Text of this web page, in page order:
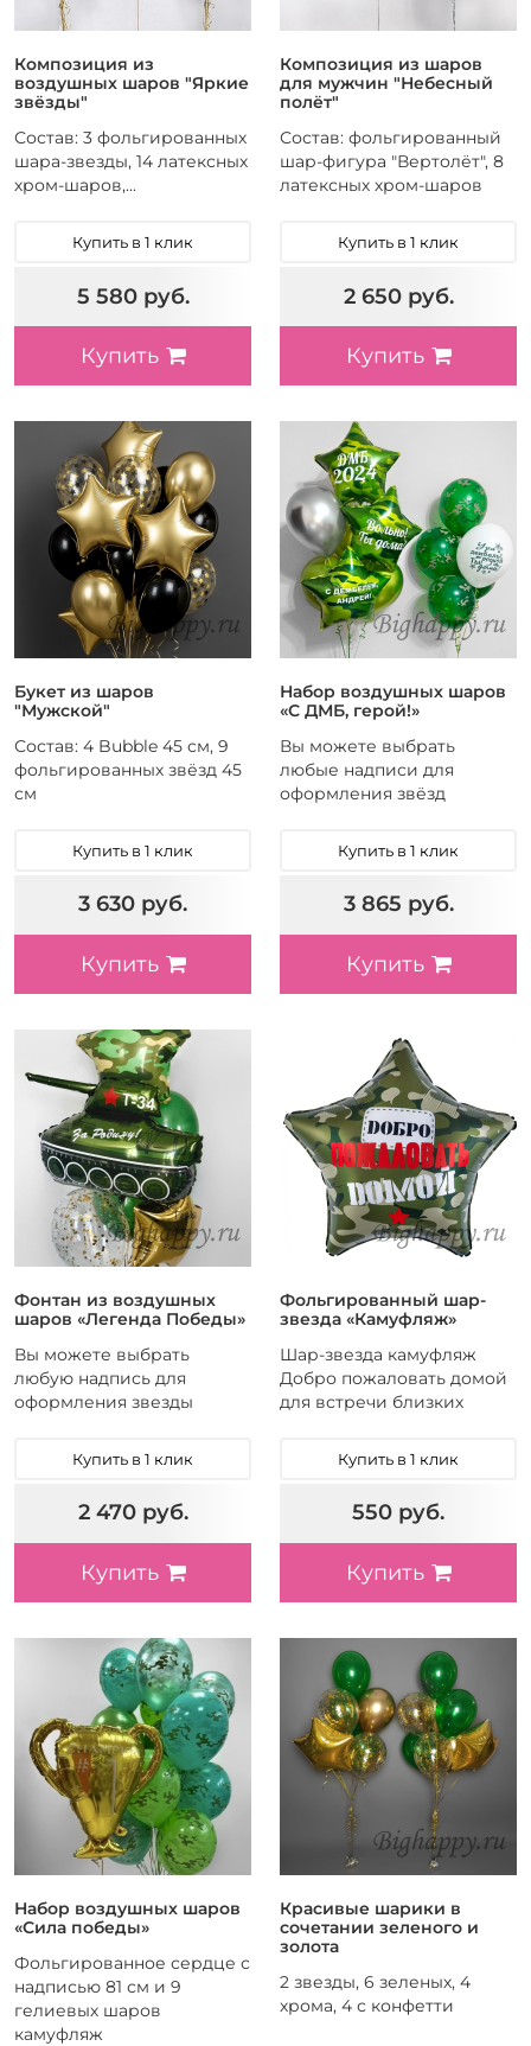
Композиция из
воздушных шаров "Яркие
звёзды"
Состав: 3 фольгированных
шара-звезды, 14 латексных
хром-шаров,...
Купить в 1 клик
5 580 руб.
Купить
Композиция из шаров
для мужчин "Небесный
полёт"
Состав: фольгированный
шар-фигура "Вертолёт", 8
латексных хром-шаров
Купить в 1 клик
2 650 руб.
Купить
Букет из шаров
"Мужской"
Состав: 4 Bubble 45 см, 9
фольгированных звёзд 45
см
Купить в 1 клик
3 630 руб.
Купить
Набор воздушных шаров
«С ДМБ, герой!»
Вы можете выбрать
любые надписи для
оформления звёзд
Купить в 1 клик
3 865 руб.
Купить
Фонтан из воздушных
шаров «Легенда Победы»
Вы можете выбрать
любую надпись для
оформления звезды
Купить в 1 клик
2 470 руб.
Купить
Фольгированный шар-
звезда «Камуфляж»
Шар-звезда камуфляж
Добро пожаловать домой
для встречи близких
Купить в 1 клик
550 руб.
Купить
Набор воздушных шаров
«Сила победы»
Фольгированное сердце с
надписью 81 см и 9
гелиевых шаров
камуфляж
Красивые шарики в
сочетании зеленого и
золота
2 звезды, 6 зеленых, 4
хрома, 4 с конфетти